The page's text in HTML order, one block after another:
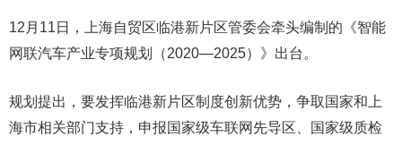
12月11日，上海自贸区临港新片区管委会牵头编制的《智能
网联汽车产业专项规划（2020—2025）》出台。
规划提出，要发挥临港新片区制度创新优势，争取国家和上
海市相关部门支持，申报国家级车联网先导区、国家级质检